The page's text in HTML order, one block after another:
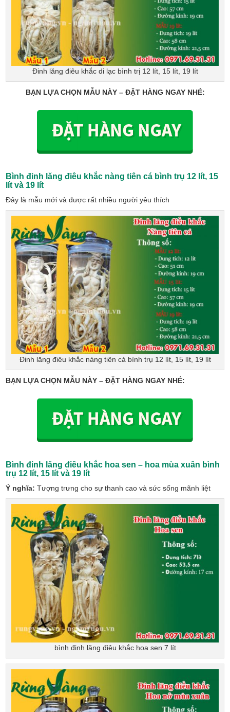
Đinh lăng điêu khắc di lạc bình trị 12 lít, 15 lít, 19 lít
BẠN LỰA CHỌN MẪU NÀY – ĐẶT HÀNG NGAY NHÉ:
Bình đinh lăng điêu khắc nàng tiên cá bình trụ 12 lít, 15
lít và 19 lít
Đây là mẫu mới và được rất nhiều người yêu thích
Đinh lăng điêu khắc nàng tiên cá bình trụ 12 lít, 15 lít, 19 lít
BẠN LỰA CHỌN MẪU NÀY – ĐẶT HÀNG NGAY NHÉ:
Bình đinh lăng điêu khắc hoa sen – hoa mùa xuân bình
trụ 12 lít, 15 lít và 19 lít
Ý nghĩa: Tượng trưng cho sự thanh cao và sức sống mãnh liệt
bình đinh lăng điêu khắc hoa sen 7 lít